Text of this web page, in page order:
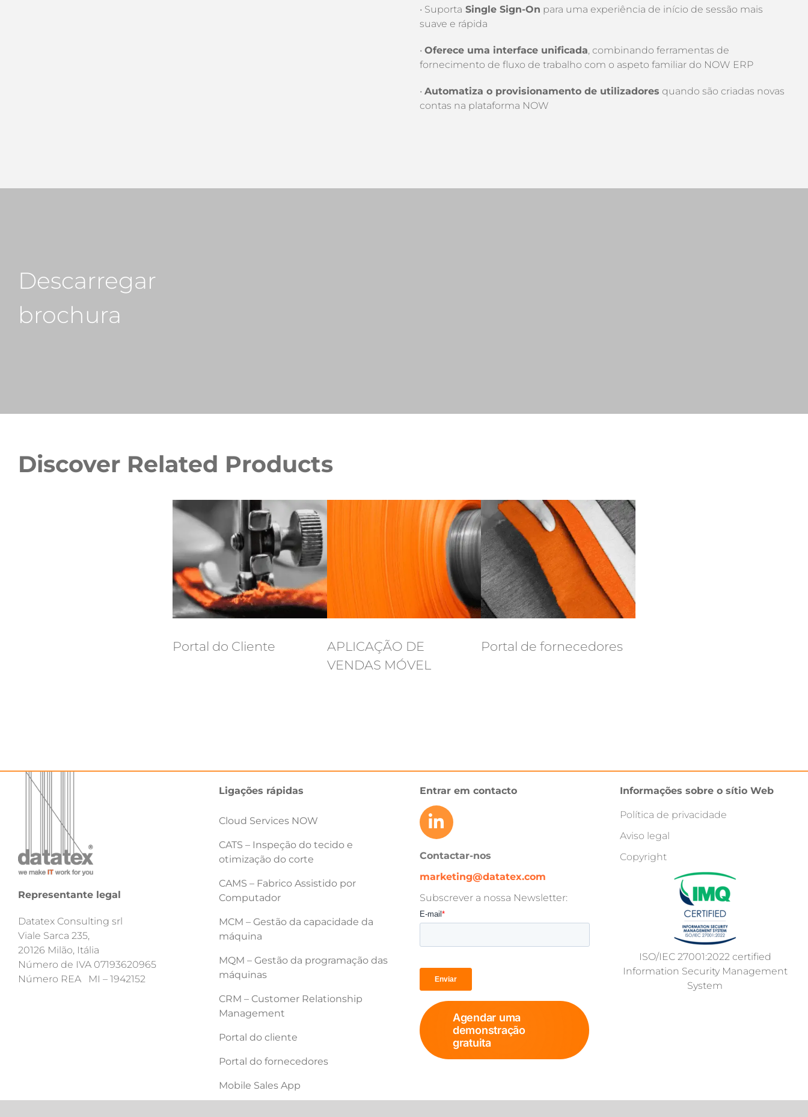
• Suporta Single Sign-On para uma experiência de início de sessão mais
suave e rápida
• Oferece uma interface unificada, combinando ferramentas de
fornecimento de fluxo de trabalho com o aspeto familiar do NOW ERP
• Automatiza o provisionamento de utilizadores quando são criadas novas
contas na plataforma NOW
Descarregar
brochura
Discover Related Products
Portal do Cliente
APLICAÇÃO DE
VENDAS MÓVEL
Portal de fornecedores
Representante legal
Datatex Consulting srl
Viale Sarca 235,
20126 Milão, Itália
Número de IVA 07193620965
Número REA MI – 1942152
Ligações rápidas
Cloud Services NOW
CATS – Inspeção do tecido e
otimização do corte
CAMS – Fabrico Assistido por
Computador
MCM – Gestão da capacidade da
máquina
MQM – Gestão da programação das
máquinas
CRM – Customer Relationship
Management
Portal do cliente
Portal do fornecedores
Mobile Sales App
Entrar em contacto
Contactar-nos
marketing@datatex.com
Subscrever a nossa Newsletter:
Agendar uma
demonstração
gratuita
Informações sobre o sítio Web
Política de privacidade
Aviso legal
Copyright
ISO/IEC 27001:2022 certified
Information Security Management
System